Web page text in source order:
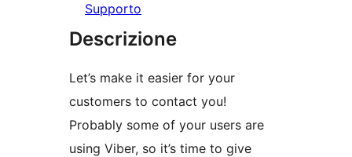
Supporto
Descrizione
Let’s make it easier for your
customers to contact you!
Probably some of your users are
using Viber, so it’s time to give